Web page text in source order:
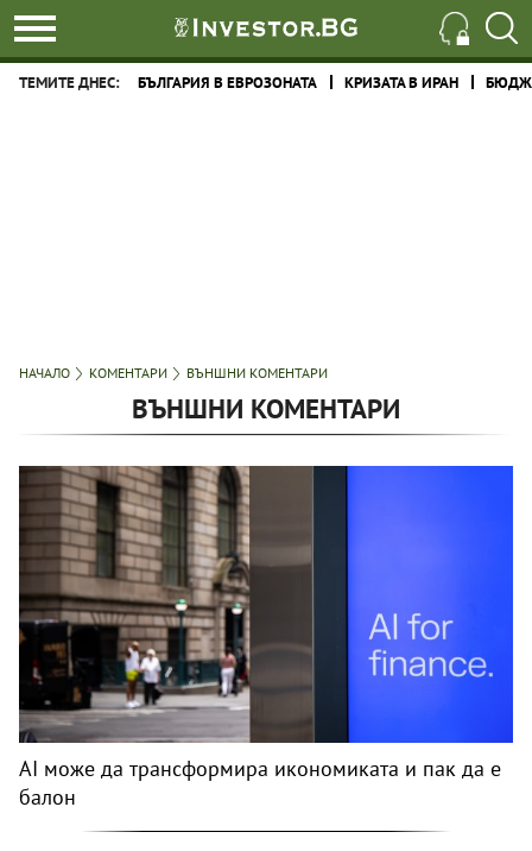
ТЕМИТЕ ДНЕС: БЪЛГАРИЯ В ЕВРОЗОНАТА КРИЗАТА В ИРАН
НАЧАЛО КОМЕНТАРИ ВЪНШНИ КОМЕНТАРИ
ВЪНШНИ КОМЕНТАРИ
AI може да трансформира икономиката и пак да е
балон